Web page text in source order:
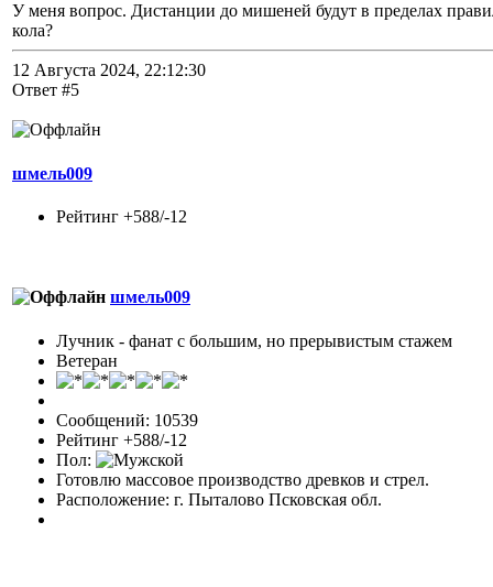
У меня вопрос. Дистанции до мишеней будут в пределах
кола?
12 Августа 2024, 22:12:30
Ответ #5
шмель009
Рейтинг +588/-12
шмель009
Лучник - фанат с большим, но прерывистым стажем
Ветеран
Сообщений: 10539
Рейтинг +588/-12
Пол:
Готовлю массовое производство древков и стрел.
Расположение: г. Пыталово Псковская обл.